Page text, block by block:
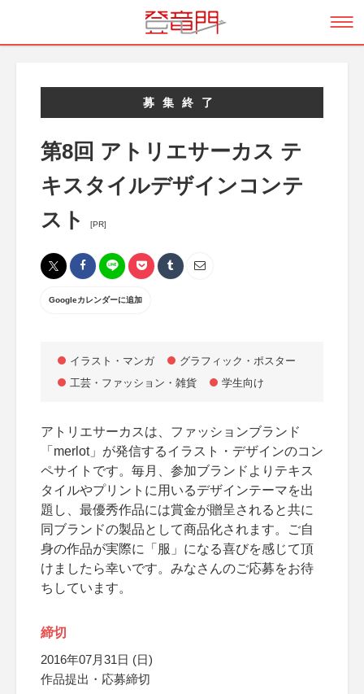
募集終了
第8回 アトリエサーカス テ
キスタイルデザインコンテ
スト
[PR]
Googleカレンダーに追加
イラスト・マンガ
グラフィック・ポスター
工芸・ファッション・雑貨
学生向け
アトリエサーカスは、ファッションブランド
「merlot」が発信するイラスト・デザインのコン
ペサイトです。毎月、参加ブランドよりテキス
タイルやプリントに用いるデザインテーマを出
題し、最優秀作品には賞金が贈呈されると共に
同ブランドの製品として商品化されます。ご自
身の作品が実際に「服」になる喜びを感じて頂
けましたら幸いです。みなさんのご応募をお待
ちしています。
締切
2016年07月31日 (日)
作品提出・応募締切